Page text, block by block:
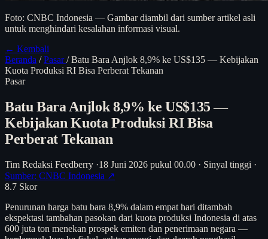
Foto: CNBC Indonesia — Gambar diambil dari sumber artikel asli
untuk menghindari kesalahan informasi visual.
← Kembali
Beranda / Pasar/ Batu Bara Anjlok 8,9% ke US$135 — Kebijakan
Kuota Produksi RI Bisa Perberat Tekanan
Pasar
Batu Bara Anjlok 8,9% ke US$135 —
Kebijakan Kuota Produksi RI Bisa
Perberat Tekanan
Tim Redaksi Feedberry ·18 Juni 2026 pukul 00.00 · Sinyal tinggi ·
Sumber: CNBC Indonesia ↗
8.7 Skor
Penurunan harga batu bara 8,9% dalam empat hari ditambah
ekspektasi tambahan pasokan dari kuota produksi Indonesia di atas
600 juta ton menekan prospek emiten dan penerimaan negara —